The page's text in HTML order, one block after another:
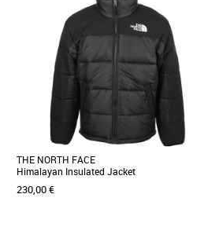
Revisitant une grosse doudoune vintage avec
des fonctionnalités modernes, la veste en
duvet Himalayan [...]
THE NORTH FACE
Himalayan Insulated Jacket
230,00 €